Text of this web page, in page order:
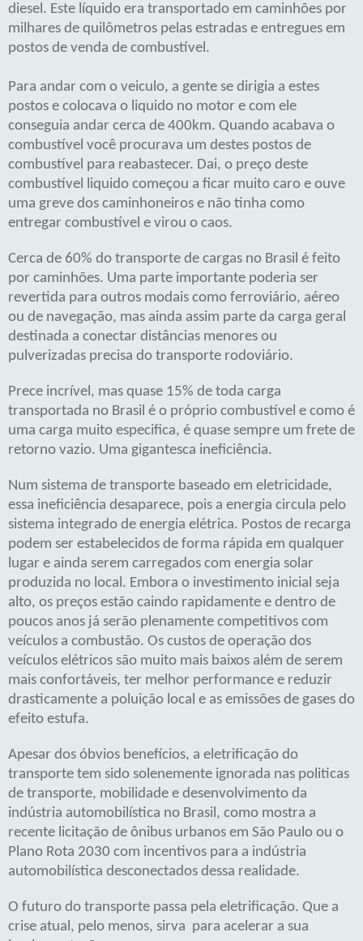
diesel. Este líquido era transportado em caminhões por
milhares de quilômetros pelas estradas e entregues em
postos de venda de combustível.
Para andar com o veiculo, a gente se dirigia a estes
postos e colocava o liquido no motor e com ele
conseguia andar cerca de 400km. Quando acabava o
combustível você procurava um destes postos de
combustível para reabastecer. Dai, o preço deste
combustível liquido começou a ficar muito caro e ouve
uma greve dos caminhoneiros e não tinha como
entregar combustível e virou o caos.
Cerca de 60% do transporte de cargas no Brasil é feito
por caminhões. Uma parte importante poderia ser
revertida para outros modais como ferroviário, aéreo
ou de navegação, mas ainda assim parte da carga geral
destinada a conectar distâncias menores ou
pulverizadas precisa do transporte rodoviário.
Prece incrível, mas quase 15% de toda carga
transportada no Brasil é o próprio combustível e como é
uma carga muito especifica, é quase sempre um frete de
retorno vazio. Uma gigantesca ineficiência.
Num sistema de transporte baseado em eletricidade,
essa ineficiência desaparece, pois a energia circula pelo
sistema integrado de energia elétrica. Postos de recarga
podem ser estabelecidos de forma rápida em qualquer
lugar e ainda serem carregados com energia solar
produzida no local. Embora o investimento inicial seja
alto, os preços estão caindo rapidamente e dentro de
poucos anos já serão plenamente competitivos com
veículos a combustão. Os custos de operação dos
veículos elétricos são muito mais baixos além de serem
mais confortáveis, ter melhor performance e reduzir
drasticamente a poluição local e as emissões de gases do
efeito estufa.
Apesar dos óbvios benefícios, a eletrificação do
transporte tem sido solenemente ignorada nas politicas
de transporte, mobilidade e desenvolvimento da
indústria automobilística no Brasil, como mostra a
recente licitação de ônibus urbanos em São Paulo ou o
Plano Rota 2030 com incentivos para a indústria
automobilística desconectados dessa realidade.
O futuro do transporte passa pela eletrificação. Que a
crise atual, pelo menos, sirva para acelerar a sua